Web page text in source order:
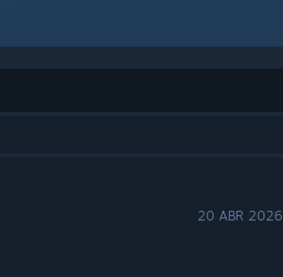
20 ABR 2026